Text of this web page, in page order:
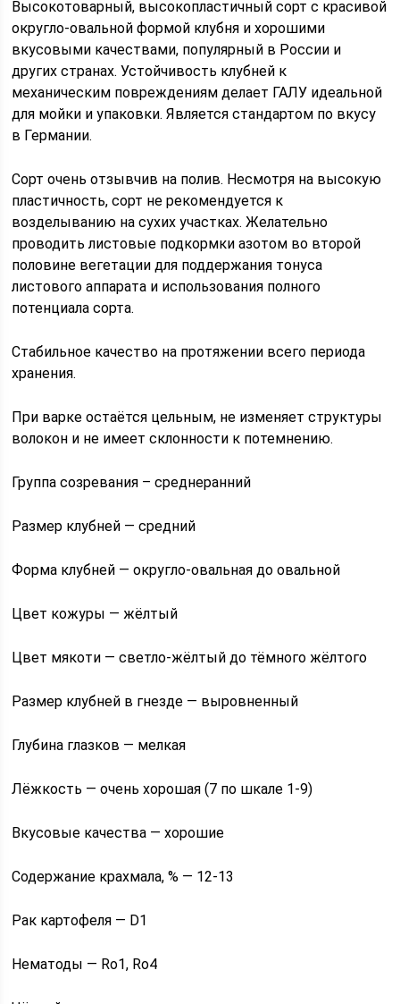
Высокотоварный, высокопластичный сорт с красивой
округло-овальной формой клубня и хорошими
вкусовыми качествами, популярный в России и
других странах. Устойчивость клубней к
механическим повреждениям делает ГАЛУ идеальной
для мойки и упаковки. Является стандартом по вкусу
в Германии.
Сорт очень отзывчив на полив. Несмотря на высокую
пластичность, сорт не рекомендуется к
возделыванию на сухих участках. Желательно
проводить листовые подкормки азотом во второй
половине вегетации для поддержания тонуса
листового аппарата и использования полного
потенциала сорта.
Стабильное качество на протяжении всего периода
хранения.
При варке остаётся цельным, не изменяет структуры
волокон и не имеет склонности к потемнению.
Группа созревания – среднеранний
Размер клубней — средний
Форма клубней — округло-овальная до овальной
Цвет кожуры — жёлтый
Цвет мякоти — светло-жёлтый до тёмного жёлтого
Размер клубней в гнезде — выровненный
Глубина глазков — мелкая
Лёжкость — очень хорошая (7 по шкале 1-9)
Вкусовые качества — хорошие
Содержание крахмала, % — 12-13
Рак картофеля — D1
Нематоды — Ro1, Ro4